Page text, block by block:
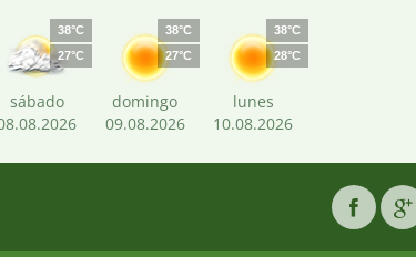
38°C
27°C
sábado
38°C
27°C
domingo
09.08.2026
38°C
28°C
lunes
10.08.2026